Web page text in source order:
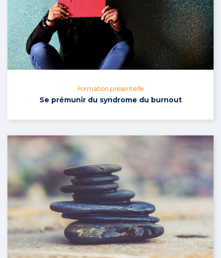
Formation présentielle
Se prémunir du syndrome du burnout